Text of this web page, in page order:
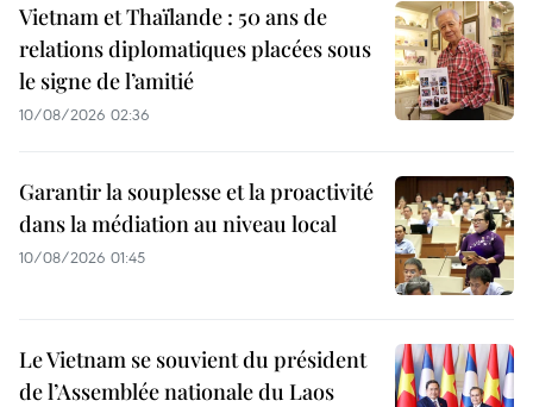
Vietnam et Thaïlande : 50 ans de
relations diplomatiques placées sous
le signe de l’amitié
10/08/2026 02:36
Garantir la souplesse et la proactivité
dans la médiation au niveau local
10/08/2026 01:45
Le Vietnam se souvient du président
de l’Assemblée nationale du Laos